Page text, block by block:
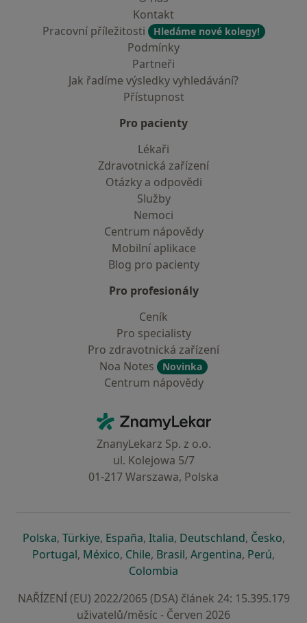
Kontakt
Pracovní příležitosti
Hledáme nové kolegy!
Podmínky
Partneři
Jak řadíme výsledky vyhledávání?
Přístupnost
Pro pacienty
Lékaři
Zdravotnická zařízení
Otázky a odpovědi
Služby
Nemoci
Centrum nápovědy
Mobilní aplikace
Blog pro pacienty
Pro profesionály
Ceník
Pro specialisty
Pro zdravotnická zařízení
Noa Notes
Novinka
Centrum nápovědy
ZnamyLekar - Hlavní stránka
ZnanyLekarz Sp. z o.o.
ul. Kolejowa 5/7
01-217 Warszawa, Polska
Polskase otevře v nové záložce
, Türkiyese otevře v nové záložce
, Españase otevře v nové záložce
, Italiase otevře v nové záložce
, Deutschlandse otevře v
, Českose
,
Portugalse otevře v nové záložce
, Méxicose otevře v nové záložce
, Chilese otevře v nové záložce
, Brasilse otevře v nové
, Argentinase otevře v
, Perúse
,
Colombia
NAŘÍZENÍ (EU) 2022/2065 (DSA) článek 24: 15.395.179
uživatelů/měsíc - Červen 2026